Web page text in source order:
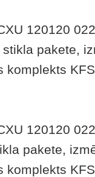
120120
pakete,
komplekts
120120
pakete,
komplekts